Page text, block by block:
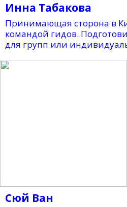
Инна Табакова
Принимающая сторона в
командой гидов.
для групп или
Сюй Ван